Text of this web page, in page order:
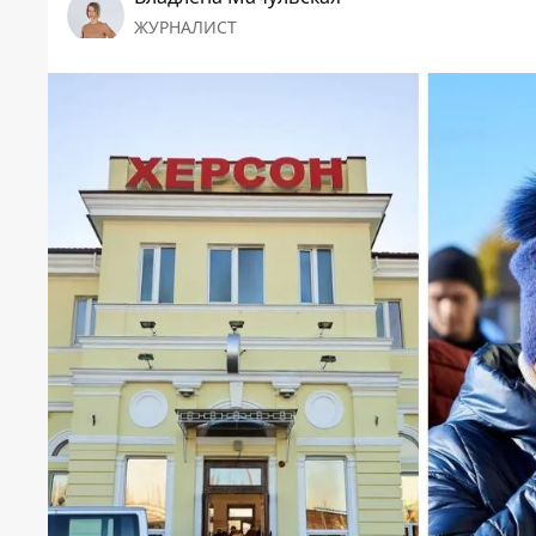
ЖУРНАЛИСТ